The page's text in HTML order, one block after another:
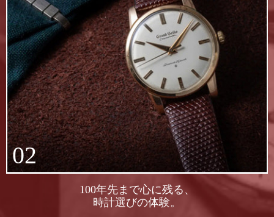
02
100年先まで心に残る、
時計選びの体験。